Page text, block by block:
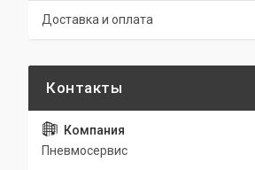
Доставка и оплата
Пневмосервис